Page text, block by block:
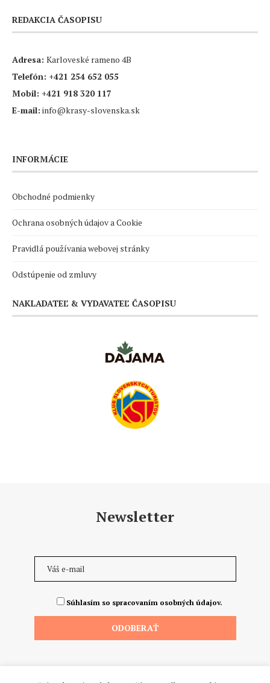
REDAKCIA ČASOPISU
Adresa: Karloveské rameno 4B
Telefón: +421 254 652 055
Mobil: +421 918 320 117
E-mail: info@krasy-slovenska.sk
INFORMÁCIE
Obchodné podmienky
Ochrana osobných údajov a Cookie
Pravidlá používania webovej stránky
Odstúpenie od zmluvy
NAKLADATEĽ & VYDAVATEĽ ČASOPISU
Newsletter
Súhlasím so spracovaním osobných údajov.